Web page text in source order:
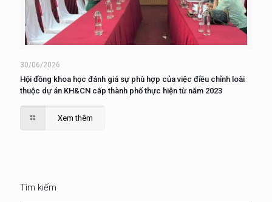
30/06/2026
Hội đồng khoa học đánh giá sự phù hợp của việc điều chỉnh loài
thuộc dự án KH&CN cấp thành phố thực hiện từ năm 2023
Xem thêm
Tìm kiếm